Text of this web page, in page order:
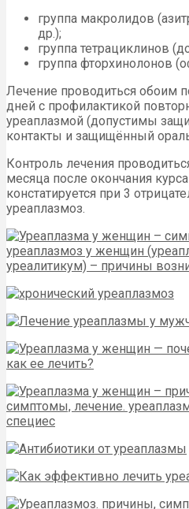
группа макролидов
др.);
группа тетрациклинов
группа фторхинолонов
Лечение проводиться обоим
дней с профилактикой
уреаплазмой (допустимы
контакты и защищённый
Контроль лечения
месяца после окончания
констатируется при 3
уреаплазмоз.